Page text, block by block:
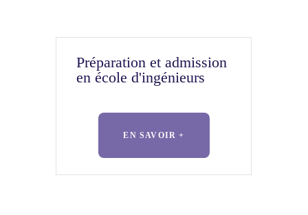
Préparation et admission
en école d'ingénieurs
EN SAVOIR +